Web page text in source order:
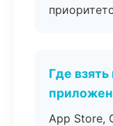
Где
App Store,